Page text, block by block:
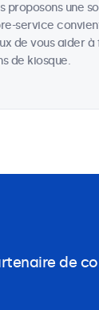
proposons une
service
de vous aider
de kiosque.
de